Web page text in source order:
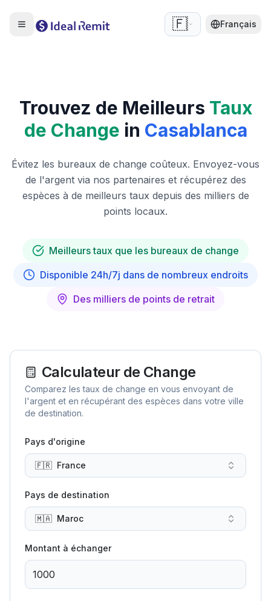
🇫🇷 Français
Trouvez de Meilleurs Taux
de Change in Casablanca
Évitez les bureaux de change coûteux. Envoyez-vous
de l'argent via nos partenaires et récupérez des
espèces à de meilleurs taux depuis des milliers de
points locaux.
Meilleurs taux que les bureaux de change
Disponible 24h/7j dans de nombreux endroits
Des milliers de points de retrait
Calculateur de Change
Comparez les taux de change en vous envoyant de
l'argent et en récupérant des espèces dans votre ville
de destination.
Pays d'origine
🇫🇷 France
Pays de destination
🇲🇦 Maroc
Montant à échanger